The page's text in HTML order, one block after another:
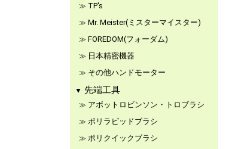
TP's
Mr. Meister(ミスターマイスター)
FOREDOM(フォーダム)
日本精密機器
その他ハンドモーター
先端工具
アボットロビンソン・トロブラシ
ポリラピッドブラシ
ポリクイックブラシ